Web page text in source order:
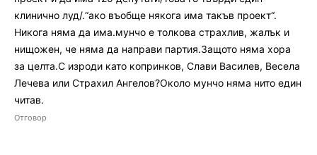
клинично луд/.“ако въобще някога има такъв проект“.
Никога няма да има.мунчо е толкова страхлив, жалък и
нищожен, че няма да направи партия.Защото няма хора
за целта.С изроди като копринков, Слави Василев, Весела
Лечева или Страхил Ангелов?Около мунчо няма нито един
читав.
Отговор